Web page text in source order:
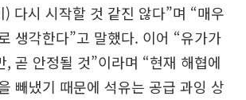
) 다시 시작할 것 같진 않다”며 “매우
생각한다”고 말했다. 이어 “유가가
, 곧 안정될 것”이라며 “현재 해협에
빼냈기 때문에 석유는 공급 과잉 상